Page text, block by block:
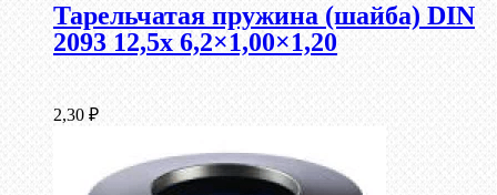
Тарельчатая пружина (шайба) DIN
2093 12,5x 6,2×1,00×1,20
2,30 ₽